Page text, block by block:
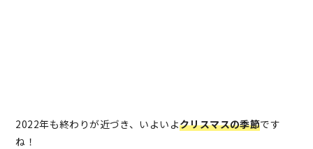
2022年も終わりが近づき、いよいよクリスマスの季節です
ね！